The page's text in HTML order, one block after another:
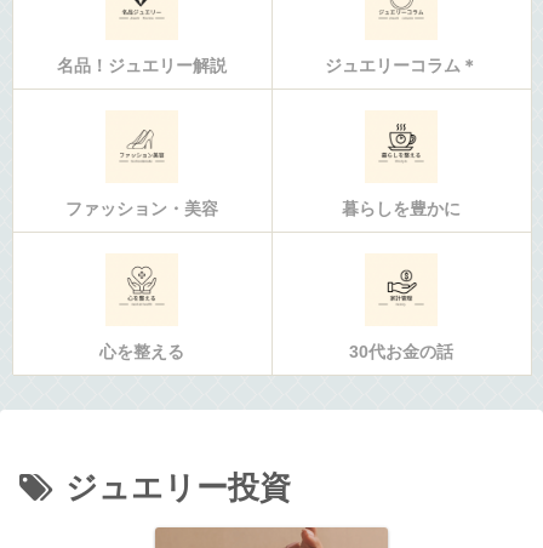
名品！ジュエリー解説 ジュエリーコラム＊
ファッション・美容 暮らしを豊かに
心を整える 30代お金の話
ジュエリー投資